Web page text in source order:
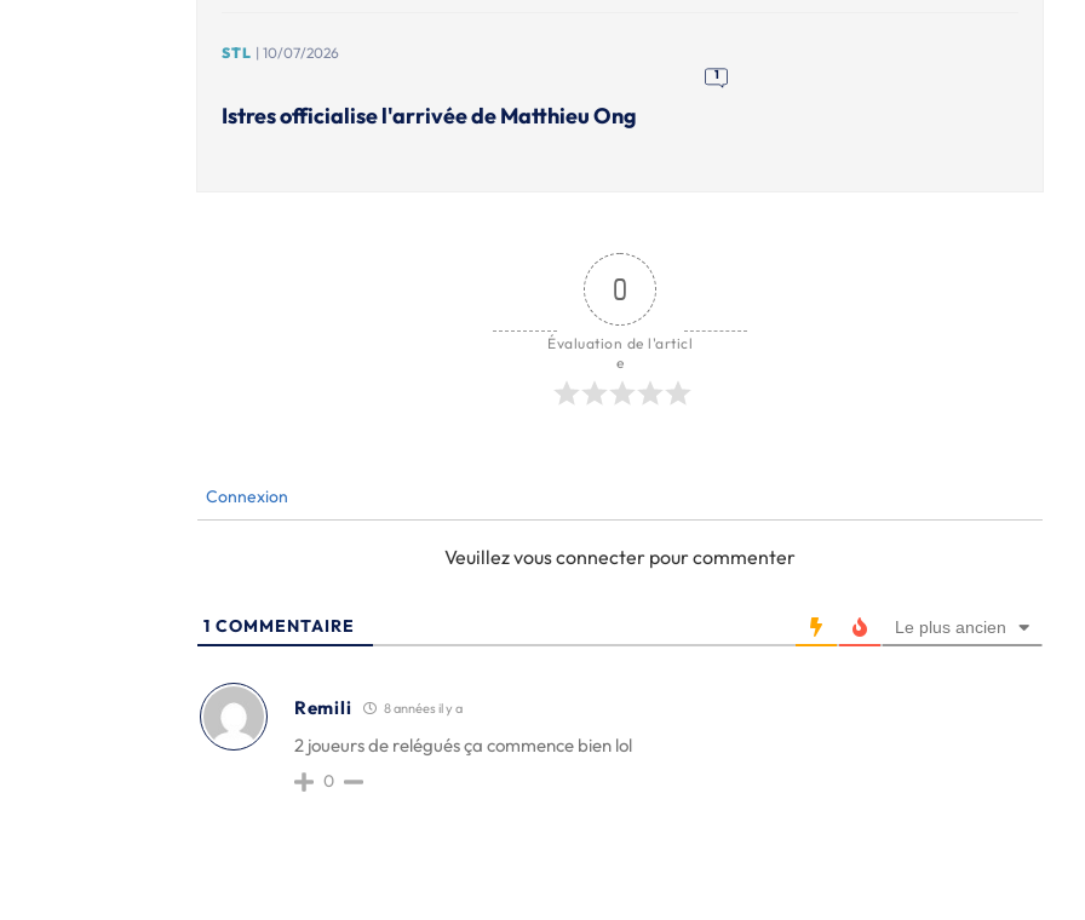
STL | 10/07/2026
1
Istres officialise l'arrivée de Matthieu Ong
0
Évaluation de l'articl
e
Connexion
Veuillez vous connecter pour commenter
1 COMMENTAIRE Le plus ancien
Remili 8 années il y a
2 joueurs de relégués ça commence bien lol
0